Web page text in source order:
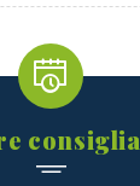
consiglia